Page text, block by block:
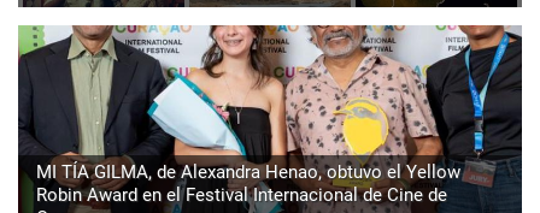
MI TÍA GILMA, de Alexandra Henao, obtuvo el Yellow
Robin Award en el Festival Internacional de Cine de